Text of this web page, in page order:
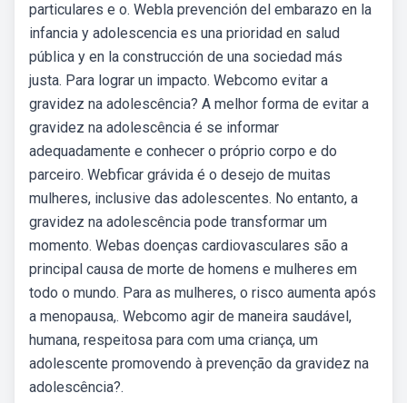
particulares e o. Webla prevención del embarazo en la
infancia y adolescencia es una prioridad en salud
pública y en la construcción de una sociedad más
justa. Para lograr un impacto. Webcomo evitar a
gravidez na adolescência? A melhor forma de evitar a
gravidez na adolescência é se informar
adequadamente e conhecer o próprio corpo e do
parceiro. Webficar grávida é o desejo de muitas
mulheres, inclusive das adolescentes. No entanto, a
gravidez na adolescência pode transformar um
momento. Webas doenças cardiovasculares são a
principal causa de morte de homens e mulheres em
todo o mundo. Para as mulheres, o risco aumenta após
a menopausa,. Webcomo agir de maneira saudável,
humana, respeitosa para com uma criança, um
adolescente promovendo à prevenção da gravidez na
adolescência?.